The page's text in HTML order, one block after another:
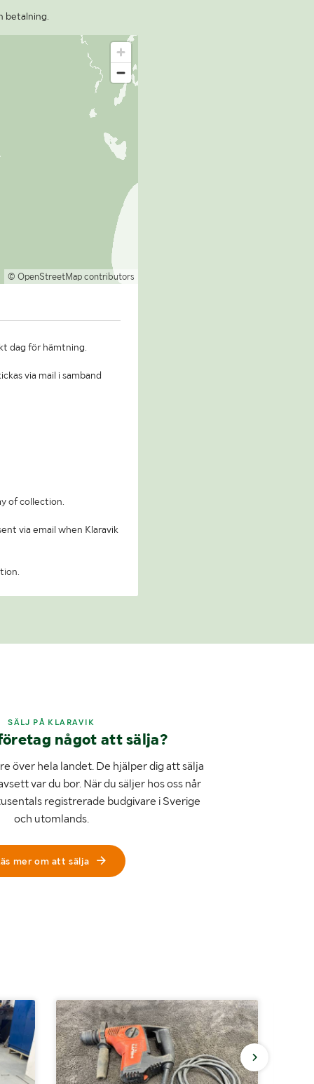
betalning.
© OpenStreetMap contributors
dag för hämtning.
via mail i samband
of collection.
via email when Klaravik
SÄLJ PÅ KLARAVIK
något att sälja?
över hela landet. De hjälper dig att sälja
var du bor. När du säljer hos oss når
registrerade budgivare i Sverige
och utomlands.
mer om att sälja